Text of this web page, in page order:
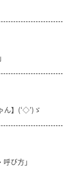
】(‘◇’)ゞ
び方」